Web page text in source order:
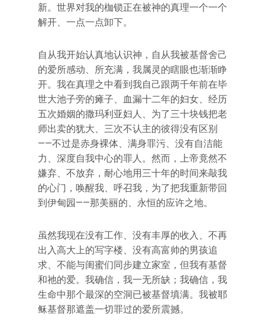
新。世界对我的枷锁正在被神的真理一个一个
解开、一点一点卸下。
自从我开始认真地认识神，自从我被基督舍己
的爱所感动、所充满，我属灵的瞎眼也渐渐睁
开。我在真理之中看到我自己跟两千年前在毕
世大池子旁的瘫子、血漏十二年的妇女、经历
五次婚姻的撒玛利亚妇人、为了三十块钱把老
师出卖的犹大、三次不认主的彼得没有区别
——不过是赤身裸体、满身罪污、没有自洁能
力、深度自我中心的罪人。然而，上帝竟然不
嫌弃、不放弃，耐心地用三十年的时间来敲我
的心门，唤醒我、呼召我，为了把我重新带回
到伊甸园——那美丽的、永恒的应许之地。
虽然我现在没有工作、没有丰厚的收入、不再
出入高大上的写字楼、没有高富帅的男孩追
求、不能与闺蜜们同步建立家室，但我有基督
和祂的爱。我确信，我一无所缺；我确信，我
生命中那个最深的空洞已被基督填满。我被耶
稣基督那遮盖一切罪过的爱所震撼。